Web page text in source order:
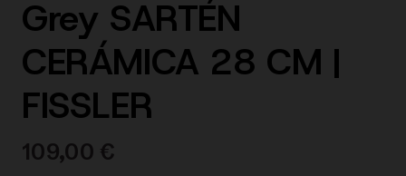
Grey SARTÉN
CERÁMICA 28 CM |
FISSLER
109,00 €